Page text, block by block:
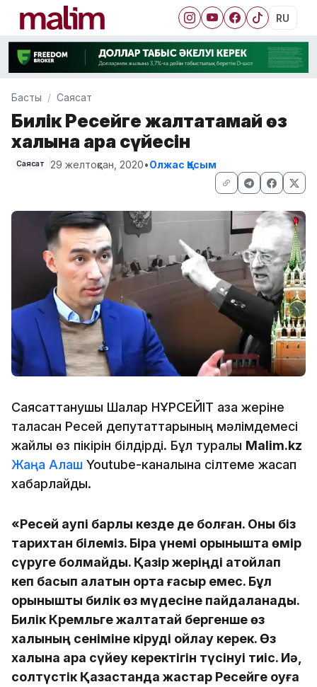
RU
Басты Саясат
Билік Ресейге жалтақтамай өз
халқына арқа сүйесін
Саясат 29 желтоқсан, 2020•Олжас Қасым
Саясаттанушы Шалқар НҰРСЕЙІТ қазақ жеріне
таласқан Ресей депутаттарының мәлімдемесі
жайлы өз пікірін білдірді. Бұл туралы Malim.kz
Жаңа Алаш Youtube-каналына сілтеме жасап
хабарлайды.
«Ресей қаупі барлық кезде де болған. Оны біз
тарихтан білеміз. Бірақ үнемі қорқынышта өмір
сүруге болмайды. Қазір жеріңді атойлап
кеп басып алатын орта ғасыр емес. Бұл
қорқынышты билік өз мүдесіне пайдаланады.
Билік Кремльге жалтақтай бергенше өз
халқының сеніміне кіруді ойлау керек. Өз
халқына арқа сүйеу керектігін түсінуі тиіс. Иә,
солтүстік Қазақстанда жастар Ресейге оқуға